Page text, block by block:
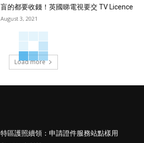
盲的都要收錢！英國睇電視要交 TV Licence
August 3, 2021
Load more
特區護照續領：申請證件服務站點樣用